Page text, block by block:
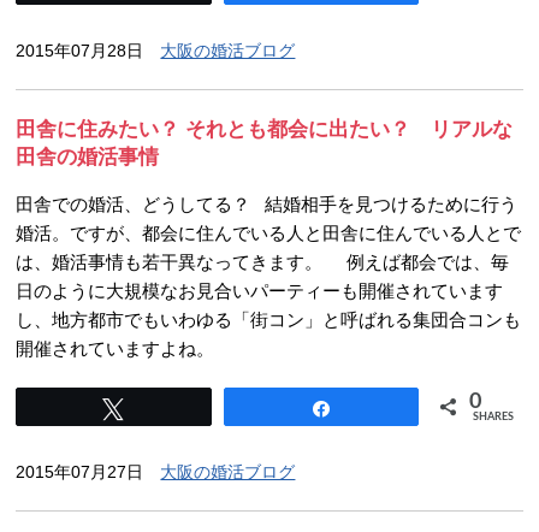
2015年07月28日 大阪の婚活ブログ
田舎に住みたい？ それとも都会に出たい？ リアルな
田舎の婚活事情
田舎での婚活、どうしてる？ 結婚相手を見つけるために行う
婚活。ですが、都会に住んでいる人と田舎に住んでいる人とで
は、婚活事情も若干異なってきます。 例えば都会では、毎
日のように大規模なお見合いパーティーも開催されています
し、地方都市でもいわゆる「街コン」と呼ばれる集団合コンも
開催されていますよね。
0
SHARES
2015年07月27日 大阪の婚活ブログ